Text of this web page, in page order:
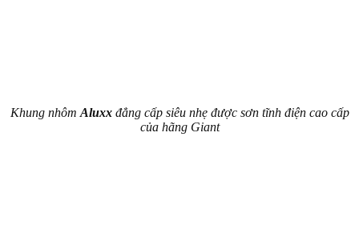
Khung nhôm Aluxxđẳng cấp siêu nhẹ được sơn tĩnh điện cao cấp
của hãng Giant